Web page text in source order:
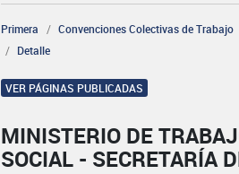
Primera
Convenciones Colectivas de Trabajo
Detalle
VER PÁGINAS PUBLICADAS
MINISTERIO DE
SOCIAL - SECRETARÍA